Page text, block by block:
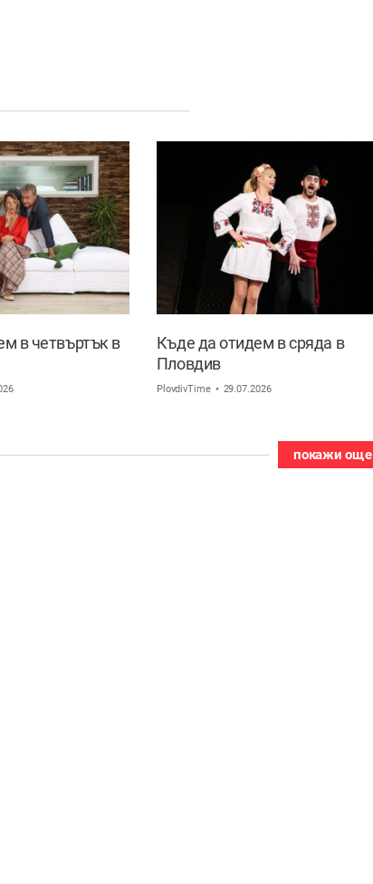
в четвъртък в
Къде да отидем в сряда в
Пловдив
PlovdivTime 29.07.2026
покажи още